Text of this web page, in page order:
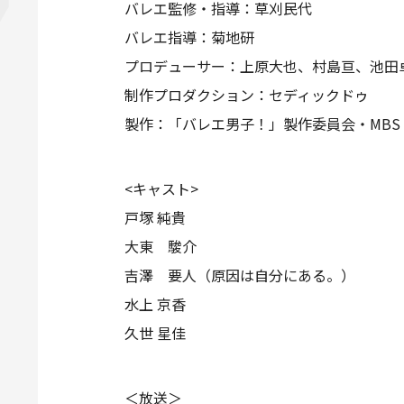
バレエ監修・指導：草刈民代
バレエ指導：菊地研
プロデューサー：上原大也、村島亘、池
制作プロダクション：セディックドゥ
製作：「バレエ男子！」製作委員会・MBS
<キャスト>
戸塚 純貴
大東 駿介
吉澤 要人（原因は自分にある。）
水上 京香
久世 星佳
＜放送＞